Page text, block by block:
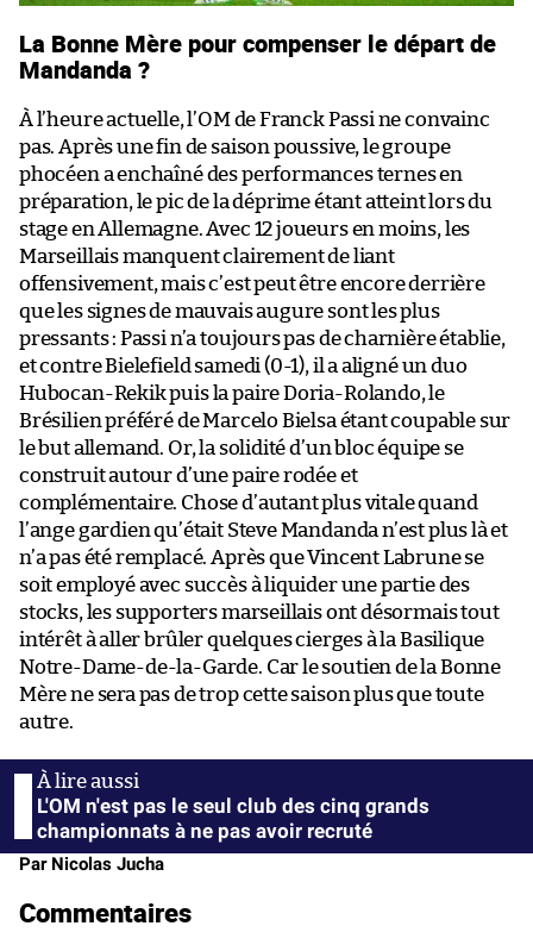
La Bonne Mère pour compenser le départ de
Mandanda ?
À l’heure actuelle, l’OM de Franck Passi ne convainc
pas. Après une fin de saison poussive, le groupe
phocéen a enchaîné des performances ternes en
préparation, le pic de la déprime étant atteint lors du
stage en Allemagne. Avec 12 joueurs en moins, les
Marseillais manquent clairement de liant
offensivement, mais c’est peut être encore derrière
que les signes de mauvais augure sont les plus
pressants : Passi n’a toujours pas de charnière établie,
et contre Bielefield samedi (0-1), il a aligné un duo
Hubocan-Rekik puis la paire Doria-Rolando, le
Brésilien préféré de Marcelo Bielsa étant coupable sur
le but allemand. Or, la solidité d’un bloc équipe se
construit autour d’une paire rodée et
complémentaire. Chose d’autant plus vitale quand
l’ange gardien qu’était Steve Mandanda n’est plus là et
n’a pas été remplacé. Après que Vincent Labrune se
soit employé avec succès à liquider une partie des
stocks, les supporters marseillais ont désormais tout
intérêt à aller brûler quelques cierges à la Basilique
Notre-Dame-de-la-Garde. Car le soutien de la Bonne
Mère ne sera pas de trop cette saison plus que toute
autre.
L'OM n'est pas le seul club des cinq grands
championnats à ne pas avoir recruté
Par Nicolas Jucha
Commentaires